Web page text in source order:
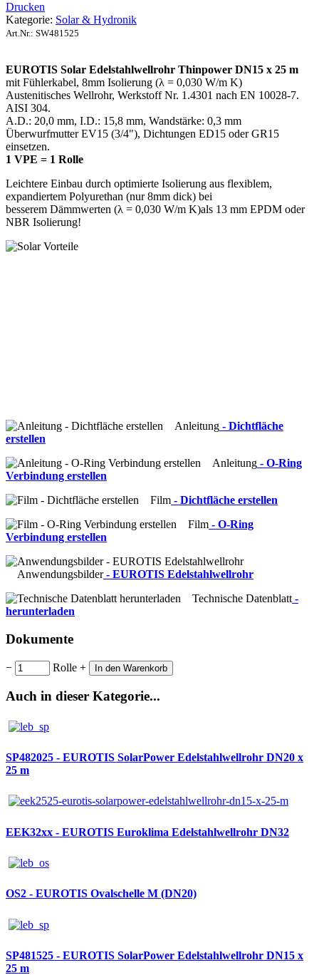
Drucken
Kategorie: Solar & Hydronik
Art.Nr.: SW481525
EUROTIS Solar Edelstahlwellrohr Thinpower DN15 x 25 m
mit Fühlerkabel, 8mm Isolierung (λ = 0,030 W/m K)
Austenitisches Wellrohr, Werkstoff Nr. 1.4301 nach EN 10028-7.
AISI 304.
A.D.: 20,0 mm, I.D.: 15,8 mm, Wandstärke: 0,3 mm
Überwurfmutter EV15 (3/4"), Dichtungen ED15 oder GR15
einsetzen.
1 VPE = 1 Rolle
Leichtere Einbau durch optimierte Isolierung aus flexiblem,
expandiertem Polyurethan (nur 8mm dick) bei
besserem Dämmwerten (λ = 0,030 W/m K)als 13 mm EPDM oder
NBR Isolierung!
Anleitung - Dichtfläche
erstellen
Anleitung - O-Ring
Verbindung erstellen
Film - Dichtfläche erstellen
Film - O-Ring
Verbindung erstellen
Anwendungsbilder- EUROTIS Edelstahlwellrohr
Technische Datenblatt -
herunterladen
Dokumente
− Rolle + In den Warenkorb
Auch in dieser Kategorie...
SP482025 - EUROTIS SolarPower Edelstahlwellrohr DN20 x
25 m
EEK32xx - EUROTIS Euroklima Edelstahlwellrohr DN32
OS2 - EUROTIS Ovalschelle M (DN20)
SP481525 - EUROTIS SolarPower Edelstahlwellrohr DN15 x
25 m